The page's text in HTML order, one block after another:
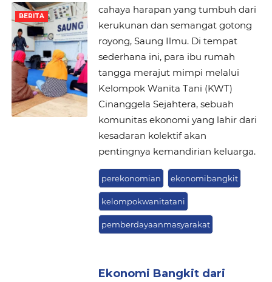
BERITA
cahaya harapan yang tumbuh dari
kerukunan dan semangat gotong
royong, Saung Ilmu. Di tempat
sederhana ini, para ibu rumah
tangga merajut mimpi melalui
Kelompok Wanita Tani (KWT)
Cinanggela Sejahtera, sebuah
komunitas ekonomi yang lahir dari
kesadaran kolektif akan
pentingnya kemandirian keluarga.
perekonomian ekonomibangkit
kelompokwanitatani
pemberdayaanmasyarakat
Ekonomi Bangkit dari